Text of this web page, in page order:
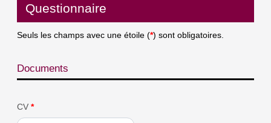
Questionnaire
Seuls les champs avec une étoile (*) sont obligatoires.
Documents
CV *